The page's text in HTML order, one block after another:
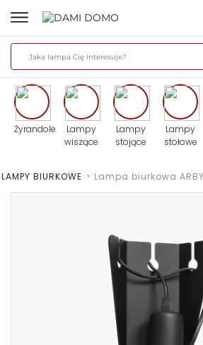
Żyrandole
Lampy
wiszące
Lampy
stojące
Lampy
stołowe
LAMPY BIURKOWE > Lampa biurkowa